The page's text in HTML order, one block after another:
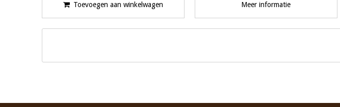
Toevoegen aan winkelwagen Meer informatie